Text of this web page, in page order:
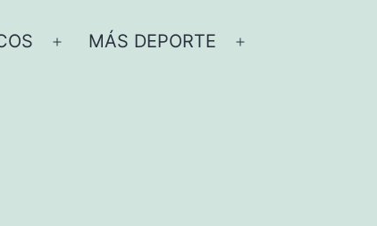
Abrir
MÁS DEPORTE